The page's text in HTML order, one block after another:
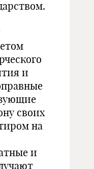
и
своих
на
и